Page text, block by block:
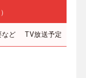
など TV放送予定